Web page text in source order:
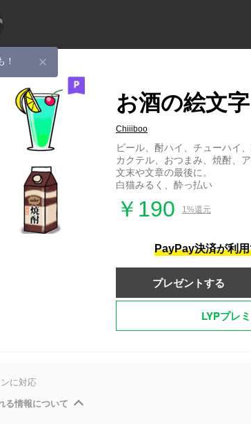
！
お酒の絵文字
Chiiiboo
ビール、酎ハイ、チューハイ
カクテル、おつまみ、焼酎、
文末や文章の最後に。
白猫みるく、酔っ払い
￥190 1%還元
PayPay決済が利
プレゼントする
LYPプレ
に対応
る情報について